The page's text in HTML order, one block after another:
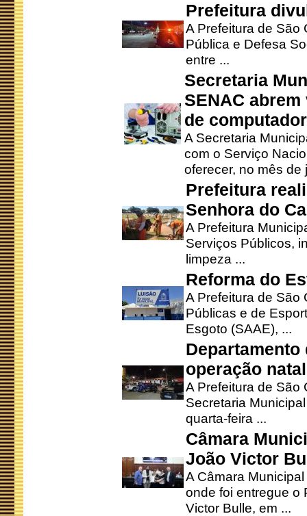
Prefeitura
A Prefeitura de São
Pública e Defesa
entre ...
Secretaria
SENAC
de
A Secretaria
com o Serviço
oferecer, no mês de
Prefeitura
Senhora do
A Prefeitura
Serviços Públicos,
limpeza ...
Reforma do
A Prefeitura de São
Públicas e de
Esgoto (SAAE), ...
operação
A Prefeitura de São
Secretaria
quarta-feira ...
Câmara
João Victor
A Câmara
onde foi entregue o
Victor Bulle, em ...